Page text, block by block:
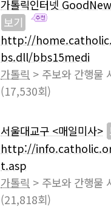
가톨릭인터넷
보기
http://
bs.dll/bbs15medi
가톨릭 > 주보와 간행물
(17,530회)
서울대교구 <매일미사>
http://
t.asp
가톨릭 > 주보와 간행물
(21,818회)